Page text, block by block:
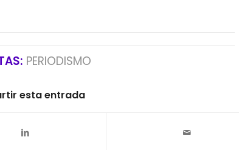
PERIODISMO
esta entrada